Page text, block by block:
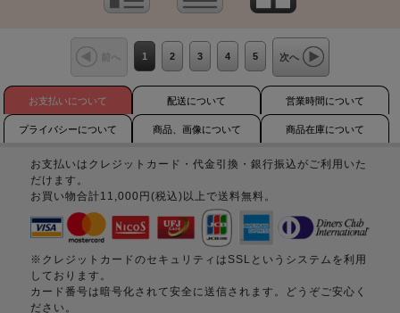
前へ 1 2 3 4 5 次へ
お支払いについて 配送について 営業時間について
プライバシーについて 商品、画像について 商品在庫について
お支払いはクレジットカード・代金引換・銀行振込がご利用いた
だけます。
お買い物合計11,000円(税込)以上で送料無料。
※クレジットカードのセキュリティはSSLというシステムを利用
しております。
カード番号は暗号化されて安全に送信されます。どうぞご安心く
ださい。